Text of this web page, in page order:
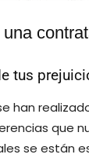
tus
han
que
se están